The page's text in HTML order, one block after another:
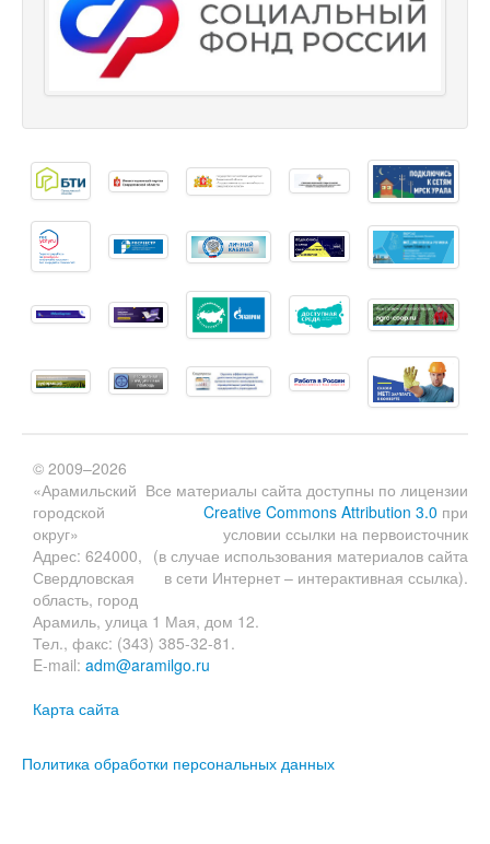
Все материалы сайта доступны по лицензии
Creative Commons Attribution 3.0 при
условии ссылки на первоисточник
(в случае использования материалов сайта
в сети Интернет – интерактивная ссылка).
© 2009–2026
«Арамильский
городской
округ»
Адрес: 624000,
Свердловская
область, город
Арамиль, улица 1 Мая, дом 12.
Тел., факс: (343) 385-32-81.
E-mail: adm@aramilgo.ru
Карта сайта
Политика обработки персональных данных